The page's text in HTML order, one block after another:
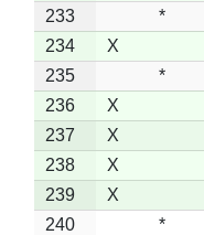
233 *
234
X
235
*
236
X
237
X
238
X
239
X
240
*